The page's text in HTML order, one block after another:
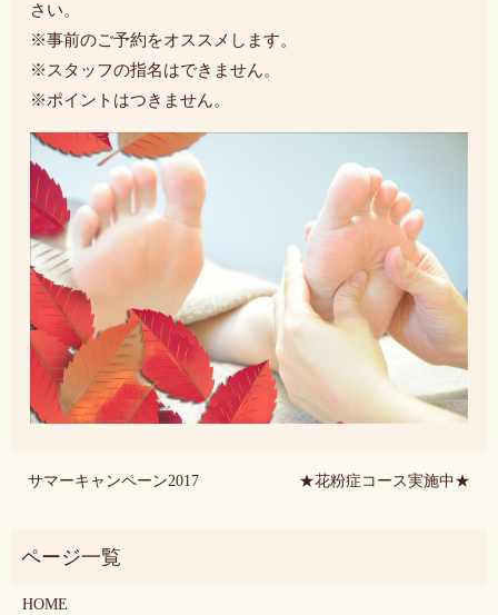
さい。
※事前のご予約をオススメします。
※スタッフの指名はできません。
※ポイントはつきません。
サマーキャンペーン2017 ★花粉症コース実施中★
HOME